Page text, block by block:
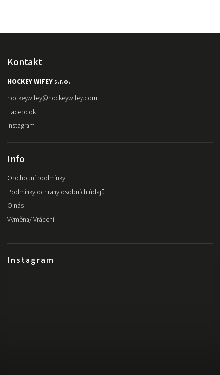
Kontakt
HOCKEY WIFEY s.r.o.
hockeywifey@hockeywifey.com
Facebook
Instagram
Instagram
Info
Obchodní podmínky
Podmínky ochrany osobních údajů
O nás
Výměna/ Vrácení